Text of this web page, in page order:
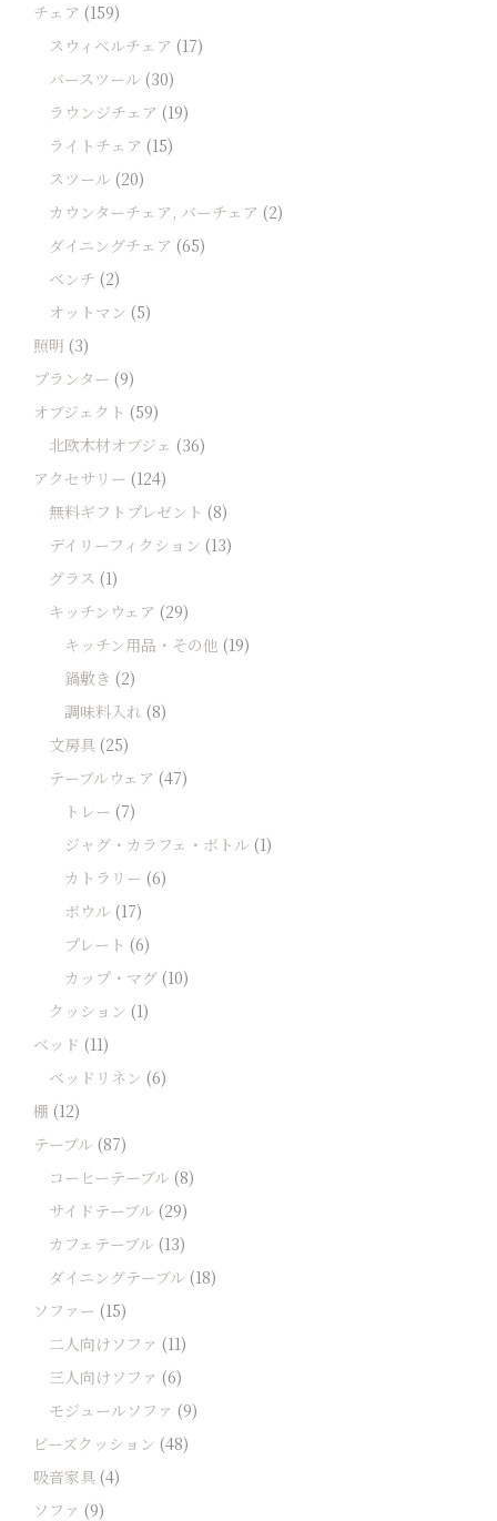
チェア (159)
スウィベルチェア (17)
バースツール (30)
ラウンジチェア (19)
ライトチェア (15)
スツール (20)
カウンターチェア, バーチェア (2)
ダイニングチェア (65)
ベンチ (2)
オットマン (5)
照明 (3)
プランター (9)
オブジェクト (59)
北欧木材オブジェ (36)
アクセサリー (124)
無料ギフトプレゼント (8)
デイリーフィクション (13)
グラス (1)
キッチンウェア (29)
キッチン用品・その他 (19)
鍋敷き (2)
調味料入れ (8)
文房具 (25)
テーブルウェア (47)
トレー (7)
ジャグ・カラフェ・ボトル (1)
カトラリー (6)
ボウル (17)
プレート (6)
カップ・マグ (10)
クッション (1)
ベッド (11)
ベッドリネン (6)
棚 (12)
テーブル (87)
コーヒーテーブル (8)
サイドテーブル (29)
カフェテーブル (13)
ダイニングテーブル (18)
ソファー (15)
二人向けソファ (11)
三人向けソファ (6)
モジュールソファ (9)
ビーズクッション (48)
吸音家具 (4)
ソファ (9)